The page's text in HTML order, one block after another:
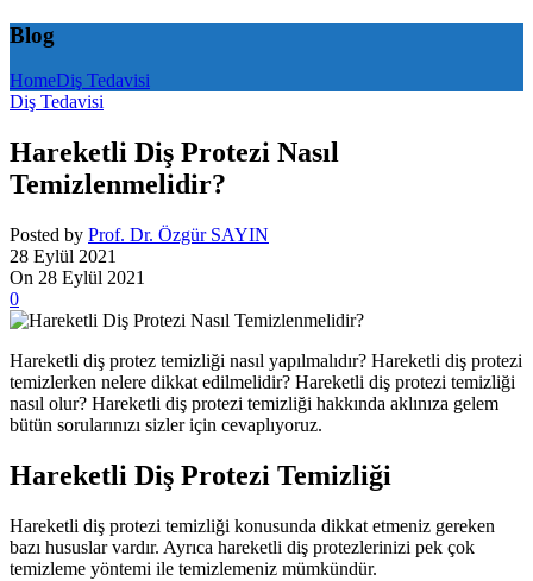
Blog
HomeDiş Tedavisi
Diş Tedavisi
Hareketli Diş Protezi Nasıl
Temizlenmelidir?
Posted by Prof. Dr. Özgür SAYIN
28 Eylül 2021
On 28 Eylül 2021
0
Hareketli diş protez temizliği nasıl yapılmalıdır? Hareketli diş protezi
temizlerken nelere dikkat edilmelidir? Hareketli diş protezi temizliği
nasıl olur? Hareketli diş protezi temizliği hakkında aklınıza gelem
bütün sorularınızı sizler için cevaplıyoruz.
Hareketli Diş Protezi Temizliği
Hareketli diş protezi temizliği konusunda dikkat etmeniz gereken
bazı hususlar vardır. Ayrıca hareketli diş protezlerinizi pek çok
temizleme yöntemi ile temizlemeniz mümkündür.